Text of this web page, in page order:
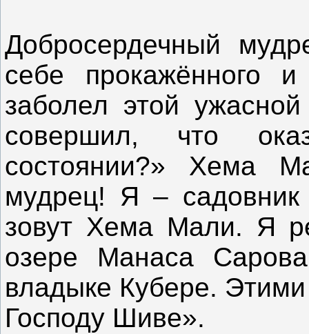
Добросердечный
себе прокажённого
заболел этой
совершил, что
состоянии?» Хема
мудрец! Я –
зовут Хема Мали. Я
озере Манаса
владыке Кубере.
Господу Шиве».